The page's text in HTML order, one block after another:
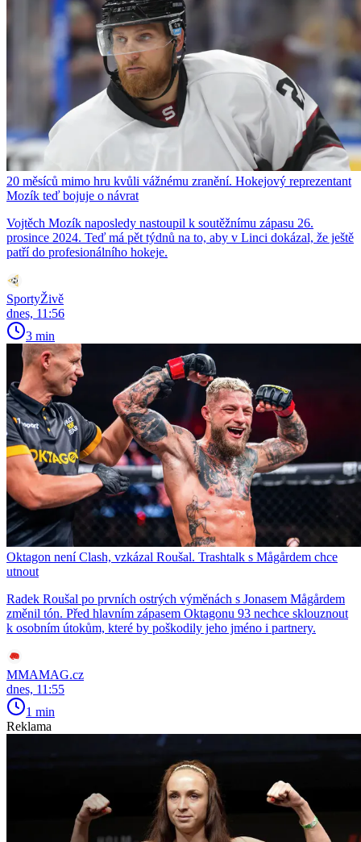
20 měsíců mimo hru kvůli vážnému zranění. Hokejový reprezentant
Mozík teď bojuje o návrat
Vojtěch Mozík naposledy nastoupil k soutěžnímu zápasu 26.
prosince 2024. Teď má pět týdnů na to, aby v Linci dokázal, že ještě
patří do profesionálního hokeje.
SportyŽivě
dnes, 11:56
3 min
Oktagon není Clash, vzkázal Roušal. Trashtalk s Mågårdem chce
utnout
Radek Roušal po prvních ostrých výměnách s Jonasem Mågårdem
změnil tón. Před hlavním zápasem Oktagonu 93 nechce sklouznout
k osobním útokům, které by poškodily jeho jméno i partnery.
MMAMAG.cz
dnes, 11:55
1 min
Reklama